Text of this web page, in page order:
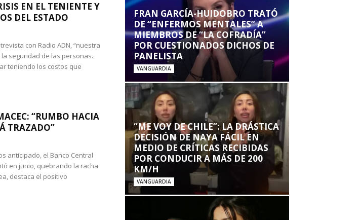
EN EL TENIENTE Y
DEL ESTADO
con Radio ADN, “nuestra
seguridad de las personas.
teniendo los costos que
“RUMBO HACIA
TRAZADO”
anticipado, el Banco Central
en junio, quebrando la racha
destaca el positivo
FRAN GARCÍA-HUIDOBRO TRATÓ
DE “ENFERMOS MENTALES” A
MIEMBROS DE “LA COFRADÍA”
POR CUESTIONADOS DICHOS DE
PANELISTA
VANGUARDIA
“ME VOY DE CHILE”: LA DRÁSTICA
DECISIÓN DE NAYA FÁCIL EN
MEDIO DE CRÍTICAS RECIBIDAS
POR CONDUCIR A MÁS DE 200
KM/H
VANGUARDIA